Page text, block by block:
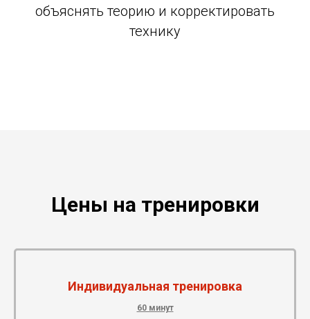
объяснять теорию и корректировать
технику
Цены на тренировки
Индивидуальная тренировка
60 минут